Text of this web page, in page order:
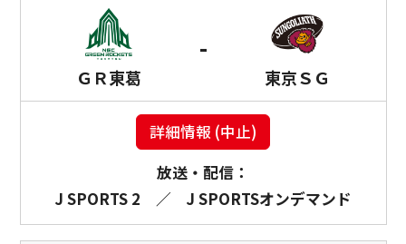
ＧＲ東葛 東京ＳＧ
詳細情報 (中止)
放送・配信：
J SPORTS 2
／ J SPORTSオンデマンド